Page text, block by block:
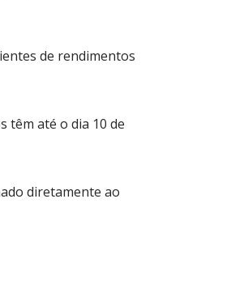
de rendimentos
têm até o dia 10 de
diretamente ao